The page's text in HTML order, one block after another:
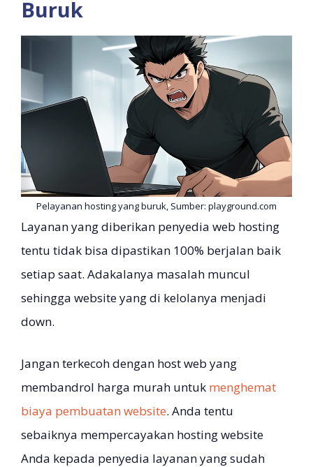
Buruk
Pelayanan hosting yang buruk, Sumber: playground.com
Layanan yang diberikan penyedia web hosting
tentu tidak bisa dipastikan 100% berjalan baik
setiap saat. Adakalanya masalah muncul
sehingga website yang di kelolanya menjadi
down.
Jangan terkecoh dengan host web yang
membandrol harga murah untuk menghemat
biaya pembuatan website. Anda tentu
sebaiknya mempercayakan hosting website
Anda kepada penyedia layanan yang sudah